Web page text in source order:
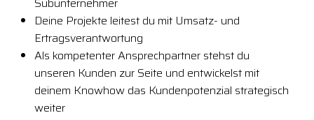
Deine Projekte leitest du mit Umsatz- und
Ertragsverantwortung
Als kompetenter Ansprechpartner stehst du
unseren Kunden zur Seite und entwickelst mit
deinem Knowhow das Kundenpotenzial strategisch
weiter